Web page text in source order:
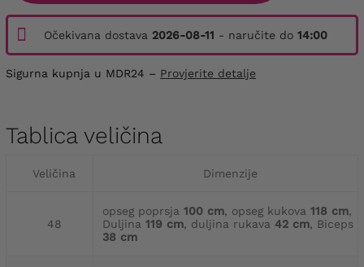
Očekivana dostava 2026-08-11 - naručite do 14:00
Sigurna kupnja u MDR24 – Provjerite detalje
Tablica veličina
Veličina Dimenzije
48
opseg poprsja 100 cm, opseg kukova 118 cm,
Duljina 119 cm, duljina rukava 42 cm, Biceps
38 cm